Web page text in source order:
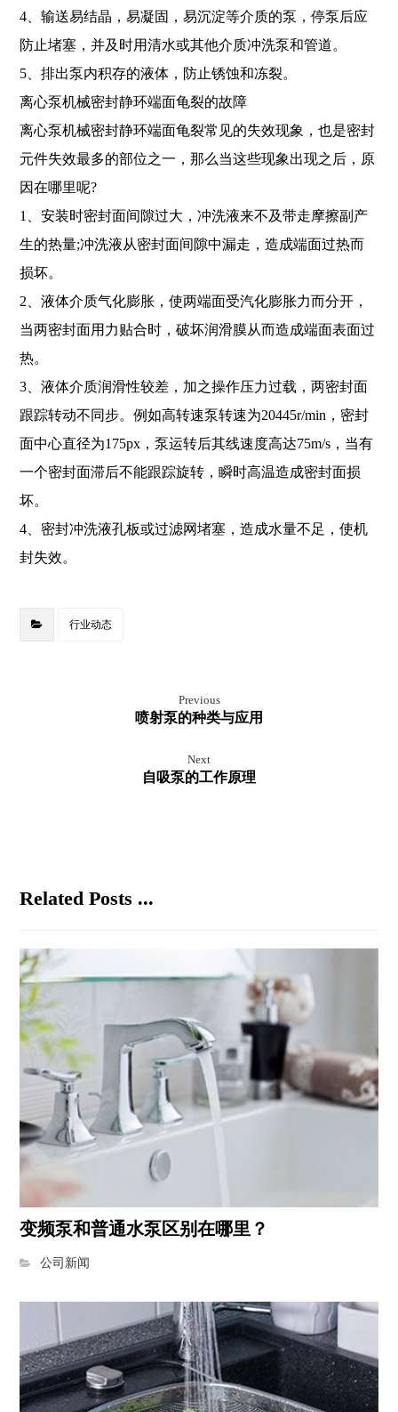
4、输送易结晶，易凝固，易沉淀等介质的泵，停泵后应
防止堵塞，并及时用清水或其他介质冲洗泵和管道。
5、排出泵内积存的液体，防止锈蚀和冻裂。
离心泵机械密封静环端面龟裂的故障
离心泵机械密封静环端面龟裂常见的失效现象，也是密封
元件失效最多的部位之一，那么当这些现象出现之后，原
因在哪里呢?
1、安装时密封面间隙过大，冲洗液来不及带走摩擦副产
生的热量;冲洗液从密封面间隙中漏走，造成端面过热而
损坏。
2、液体介质气化膨胀，使两端面受汽化膨胀力而分开，
当两密封面用力贴合时，破坏润滑膜从而造成端面表面过
热。
3、液体介质润滑性较差，加之操作压力过载，两密封面
跟踪转动不同步。例如高转速泵转速为20445r/min，密封
面中心直径为175px，泵运转后其线速度高达75m/s，当有
一个密封面滞后不能跟踪旋转，瞬时高温造成密封面损
坏。
4、密封冲洗液孔板或过滤网堵塞，造成水量不足，使机
封失效。
行业动态
Previous
喷射泵的种类与应用
Next
自吸泵的工作原理
Related Posts ...
变频泵和普通水泵区别在哪里？
公司新闻